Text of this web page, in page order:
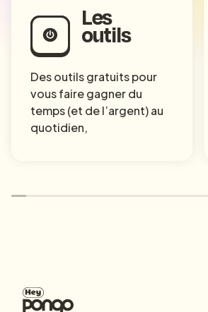
Les
outils
Des outils gratuits pour
vous faire gagner du
temps (et de l’argent) au
quotidien,